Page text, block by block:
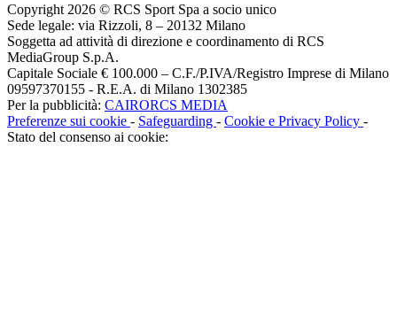
Copyright 2026 © RCS Sport Spa a socio unico
Sede legale: via Rizzoli, 8 – 20132 Milano
Soggetta ad attività di direzione e coordinamento di RCS
MediaGroup S.p.A.
Capitale Sociale € 100.000 – C.F./P.IVA/Registro Imprese di Milano
09597370155 - R.E.A. di Milano 1302385
Per la pubblicità: CAIRORCS MEDIA
Preferenze sui cookie - Safeguarding - Cookie e Privacy Policy -
Stato del consenso ai cookie: